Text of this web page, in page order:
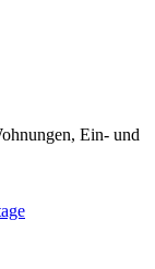
Ein- und